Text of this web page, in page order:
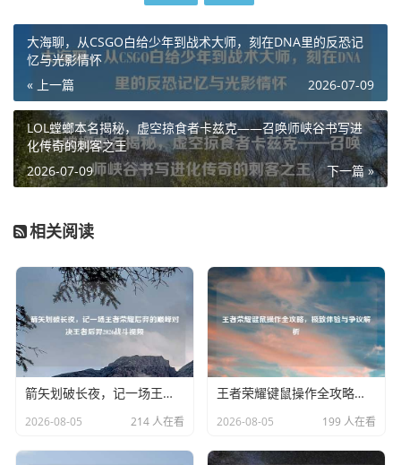
大海聊，从CSGO白给少年到战术大师，刻在DNA里的反恐记
忆与光影情怀
« 上一篇
2026-07-09
LOL螳螂本名揭秘，虚空掠食者卡兹克——召唤师峡谷书写进
化传奇的刺客之王
下一篇 »
2026-07-09
相关阅读
箭矢划破长夜，记一场王者荣耀后羿的巅峰对决王者后羿2026战斗视频
2026-08-05 214 人在看
王者荣耀键鼠操作全攻略，极致体验与争议解析
2026-08-05 199 人在看